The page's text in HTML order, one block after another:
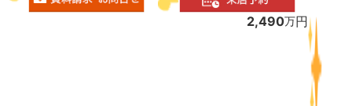
2,490万円